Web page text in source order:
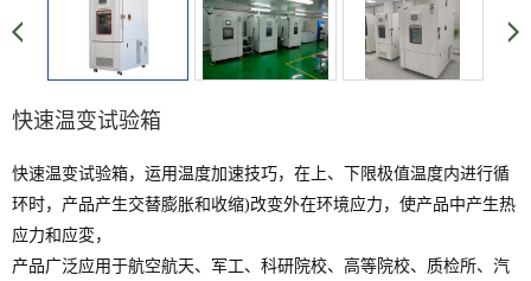
快速温变试验箱
快速温变试验箱，运用温度加速技巧，在上、下限极值温度内进行循
环时，产品产生交替膨胀和收缩)改变外在环境应力，使产品中产生热
应力和应変，
产品广泛应用于航空航天、军工、科研院校、高等院校、质检所、汽